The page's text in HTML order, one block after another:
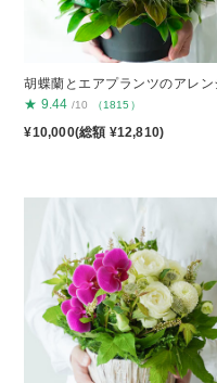
胡蝶蘭とエアプランツのアレン
★ 9.44 /10 （1815）
¥10,000(総額 ¥12,810)